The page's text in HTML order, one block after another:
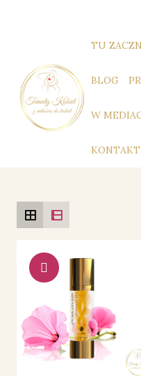
TU
BLOG
W
KONTAKT